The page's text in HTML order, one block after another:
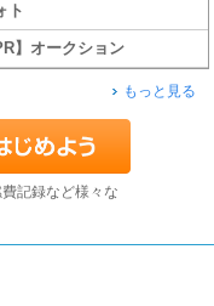
ト
】オークション
もっと見る
記録など様々な